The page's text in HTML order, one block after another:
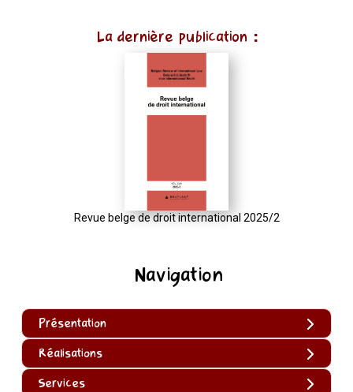
Navigation
Présentation
Réalisations
Services
La dernière publication :
Revue belge de droit international 2025/2